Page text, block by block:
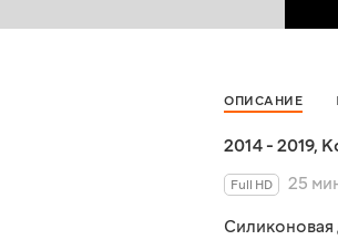
ОПИСАНИЕ
2014 - 2019,
Full HD
25